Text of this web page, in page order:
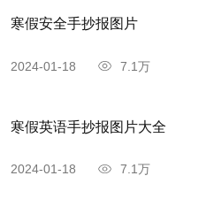
寒假安全手抄报图片
2024-01-18 7.1万
寒假英语手抄报图片大全
2024-01-18 7.1万